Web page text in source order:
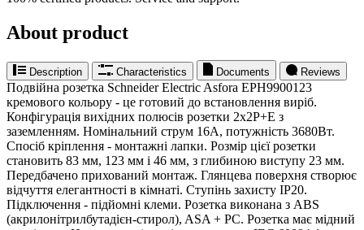
About product
Description Characteristics Documents Reviews
Подвійна розетка Schneider Electric Asfora EPH9900123
кремового кольору - це готовий до встановлення виріб.
Конфігурація вихідних полюсів розетки 2x2P+Е з
заземленням. Номінальний струм 16А, потужність 3680Вт.
Спосіб кріплення - монтажні лапки. Розмір цієї розетки
становить 83 мм, 123 мм і 46 мм, з глибиною виступу 23 мм.
Передбачено прихований монтаж. Глянцева поверхня створює
відчуття елегантності в кімнаті. Ступінь захисту IP20.
Підключення - підйомні клеми. Розетка виконана з ABS
(акрилонітрилбутадієн-стирол), ASA + PC. Розетка має мідний